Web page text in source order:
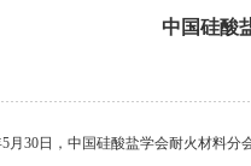
中国硅酸
30日，中国硅酸盐学会耐火材料分